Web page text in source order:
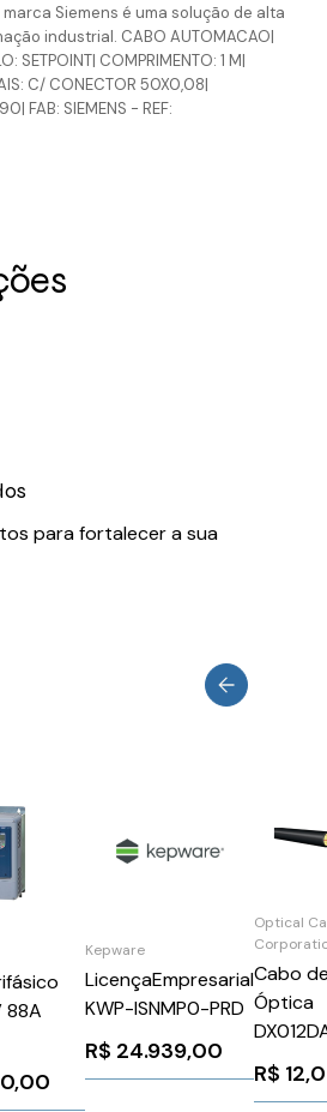
Siemens é uma solução de alta
industrial. CABO AUTOMACAO|
SETPOINT| COMPRIMENTO: 1 M|
C/ CONECTOR 50X0,08|
FAB: SIEMENS - REF:
para fortalecer a sua
Kepware
LicençaEmpresarial
KWP-ISNMP0-PRD
R$ 24.939,00
Optical
Cabo
Óptica
R$